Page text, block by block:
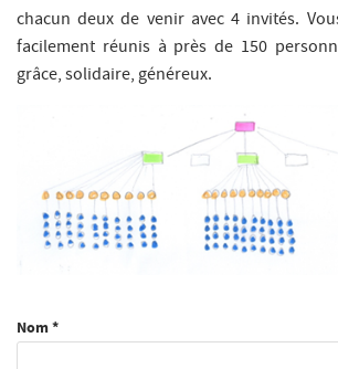
chacun deux de venir avec 4 invités.
facilement réunis à près de 150
grâce, solidaire, généreux.
Coordonnées
Nom *